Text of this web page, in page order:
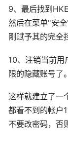
9、最后找到
然后在菜单"安
刚赋予其的完全
10、注销当前
限的隐藏账号了。
这样就建立了一
都看不到的帐户
不要改密码，否